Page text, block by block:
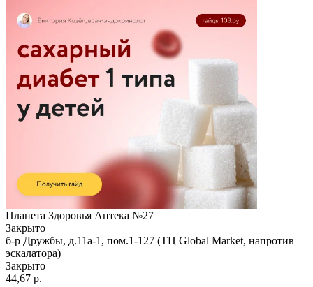
Планета Здоровья Аптека №27
Закрыто
б-р Дружбы, д.11а-1, пом.1-127 (ТЦ Global Market, напротив
эскалатора)
Закрыто
44,67 р.